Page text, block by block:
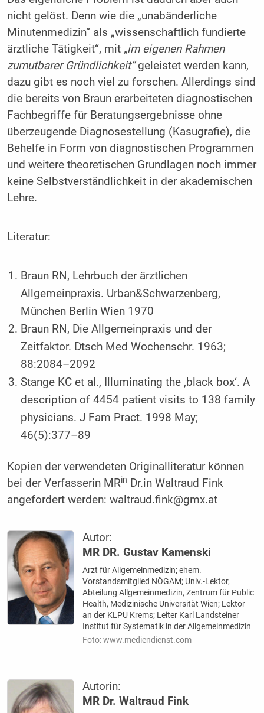
nicht gelöst. Denn wie die „unabänderliche
Minutenmedizin“ als „wissenschaftlich fundierte
ärztliche Tätigkeit“, mit „im eigenen Rahmen
zumutbarer Gründlichkeit“geleistet werden kann,
dazu gibt es noch viel zu forschen. Allerdings sind
die bereits von Braun erarbeiteten diagnostischen
Fachbegriffe für Beratungsergebnisse ohne
überzeugende Diagnosestellung (Kasugrafie), die
Behelfe in Form von diagnostischen Programmen
und weitere theoretischen Grundlagen noch immer
keine Selbstverständlichkeit in der akademischen
Lehre.
Literatur:
Braun RN, Lehrbuch der ärztlichen
Allgemeinpraxis. Urban&Schwarzenberg,
München Berlin Wien 1970
Braun RN, Die Allgemeinpraxis und der
Zeitfaktor. Dtsch Med Wochenschr. 1963;
88:2084–2092
Stange KC et al., Illuminating the ,black box‘. A
description of 4454 patient visits to 138 family
physicians. J Fam Pract. 1998 May;
46(5):377–89
Kopien der verwendeten Originalliteratur können
bei der Verfasserin MRin Dr.in Waltraud Fink
angefordert werden: waltraud.fink@gmx.at
Autor:
MR DR. Gustav Kamenski
Arzt für Allgemeinmedizin; ehem.
Vorstandsmitglied NÖGAM; Univ.-Lektor,
Abteilung Allgemeinmedizin, Zentrum für Public
Health, Medizinische Universität Wien; Lektor
an der KLPU Krems; Leiter Karl Landsteiner
Institut für Systematik in der Allgemeinmedizin
Foto: www.mediendienst.com
Autorin:
MR Dr. Waltraud Fink